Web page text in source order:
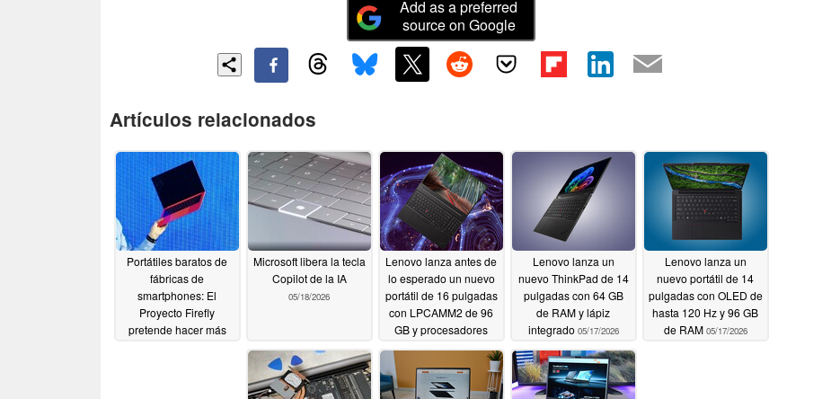
Add as a preferred
source on Google
Artículos relacionados
Portátiles baratos de
fábricas de
smartphones: El
Proyecto Firefly
pretende hacer más
Microsoft libera la tecla
Copilot de la IA
05/18/2026
Lenovo lanza antes de
lo esperado un nuevo
portátil de 16 pulgadas
con LPCAMM2 de 96
GB y procesadores
05/18/2026
Lenovo lanza un
nuevo ThinkPad de 14
pulgadas con 64 GB
de RAM y lápiz
integrado 05/17/2026
Lenovo lanza un
nuevo portátil de 14
pulgadas con OLED de
hasta 120 Hz y 96 GB
de RAM 05/17/2026